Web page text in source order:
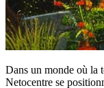
Dans un monde où la
Netocentre se